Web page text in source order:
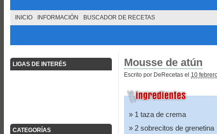
INICIO INFORMACIÓN BUSCADOR DE RECETAS
LIGAS DE INTERÉS
CATEGORÍAS
Mousse de atún
Escrito por DeRecetas el 10
1 taza de crema
2 sobrecitos de grenetina